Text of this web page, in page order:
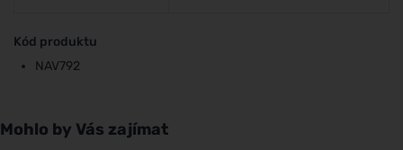
Kód produktu
NAV792
Mohlo by Vás zajímat